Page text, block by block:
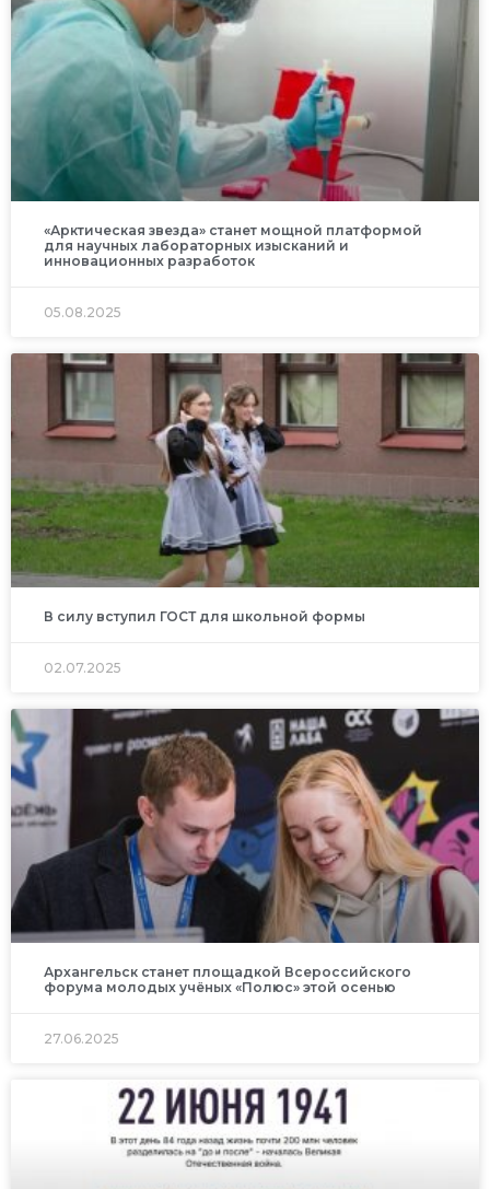
«Арктическая звезда» станет мощной платформой
для научных лабораторных изысканий и
инновационных разработок
05.08.2025
В силу вступил ГОСТ для школьной формы
02.07.2025
Архангельск станет площадкой Всероссийского
форума молодых учёных «Полюс» этой осенью
27.06.2025